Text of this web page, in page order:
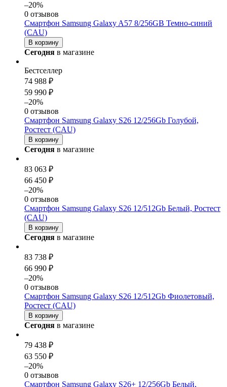
–20%
0 отзывов
Смартфон Samsung Galaxy A57 8/256GB Темно-синий
(CAU)
В корзину
Сегодня в магазине
Бестселлер
74 988 ₽
59 990 ₽
–20%
0 отзывов
Смартфон Samsung Galaxy S26 12/256Gb Голубой,
Ростест (CAU)
В корзину
Сегодня в магазине
83 063 ₽
66 450 ₽
–20%
0 отзывов
Смартфон Samsung Galaxy S26 12/512Gb Белый, Ростест
(CAU)
В корзину
Сегодня в магазине
83 738 ₽
66 990 ₽
–20%
0 отзывов
Смартфон Samsung Galaxy S26 12/512Gb Фиолетовый,
Ростест (CAU)
В корзину
Сегодня в магазине
79 438 ₽
63 550 ₽
–20%
0 отзывов
Смартфон Samsung Galaxy S26+ 12/256Gb Белый,